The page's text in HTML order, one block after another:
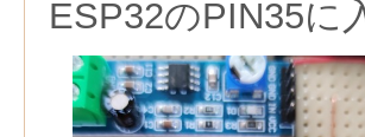
ESP32のPIN35に